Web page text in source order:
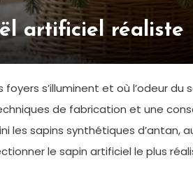
artificiel réaliste
s’illuminent et où l’odeur
de fabrication et une
les sapins synthétiques
le sapin artificiel le plus